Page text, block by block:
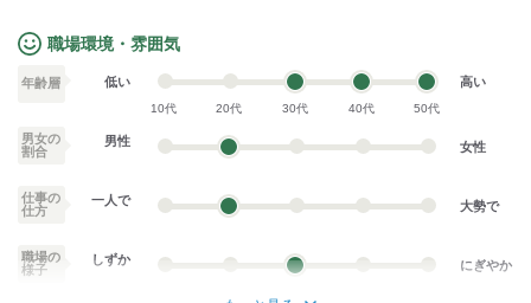
職場環境・雰囲気
年齢層 低い
10代 20代 30代 40代 50代
高い
男女の
割合
男性 女性
仕事の
仕方
一人で 大勢で
職場の
様子
しずか にぎやか